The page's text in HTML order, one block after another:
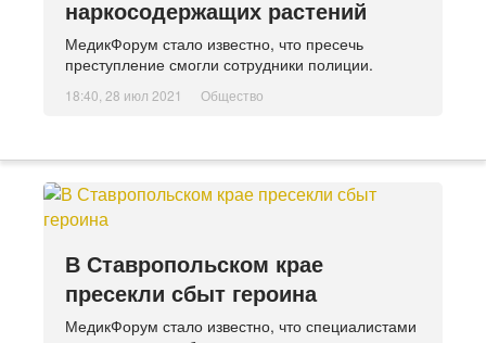
наркосодержащих растений
МедикФорум стало известно, что пресечь
преступление смогли сотрудники полиции.
18:40, 28 июл 2021 Общество
В Ставропольском крае
пресекли сбыт героина
МедикФорум стало известно, что специалистами